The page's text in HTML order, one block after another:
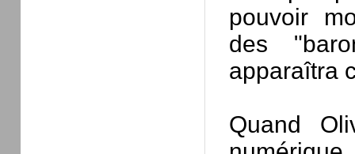
pouvoir
des
apparaîtra
Quand